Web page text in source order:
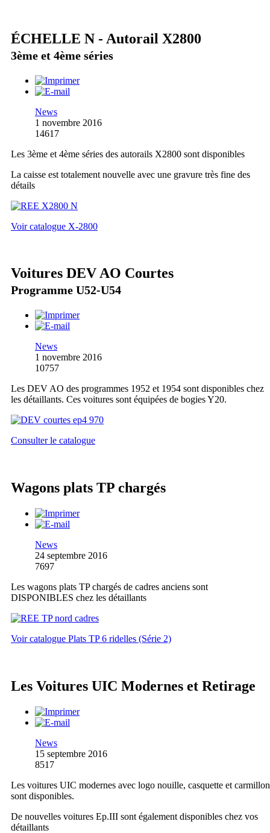
ÉCHELLE N - Autorail X2800
3ème et 4ème séries
News
1 novembre 2016
14617
Les 3ème et 4ème séries des autorails X2800 sont disponibles
La caisse est totalement nouvelle avec une gravure très fine des
détails
Voir catalogue X-2800
Voitures DEV AO Courtes
Programme U52-U54
News
1 novembre 2016
10757
Les DEV AO des programmes 1952 et 1954 sont disponibles chez
les détaillants. Ces voitures sont équipées de bogies Y20.
Consulter le catalogue
Wagons plats TP chargés
News
24 septembre 2016
7697
Les wagons plats TP chargés de cadres anciens sont
DISPONIBLES chez les détaillants
Voir catalogue Plats TP 6 ridelles (Série 2)
Les Voitures UIC Modernes et Retirage
News
15 septembre 2016
8517
Les voitures UIC modernes avec logo nouille, casquette et carmillon
sont disponibles.
De nouvelles voitures Ep.III sont également disponibles chez vos
détaillants